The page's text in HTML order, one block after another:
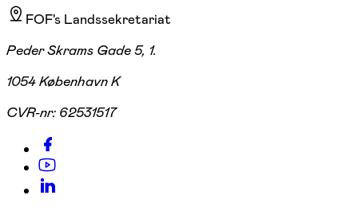
FOF's Landssekretariat
Peder Skrams Gade 5, 1.
1054 København K
CVR-nr: 62531517